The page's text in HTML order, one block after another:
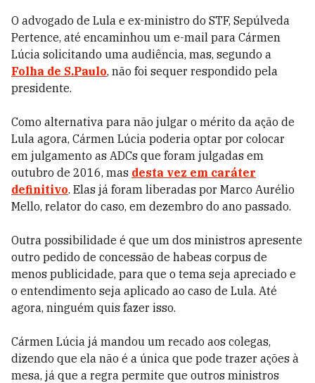
O advogado de Lula e ex-ministro do STF, Sepúlveda
Pertence, até encaminhou um e-mail para Cármen
Lúcia solicitando uma audiência, mas, segundo a
Folha de S.Paulo, não foi sequer respondido pela
presidente.
Como alternativa para não julgar o mérito da ação de
Lula agora, Cármen Lúcia poderia optar por colocar
em julgamento as ADCs que foram julgadas em
outubro de 2016, mas desta vez em caráter
definitivo. Elas já foram liberadas por Marco Aurélio
Mello, relator do caso, em dezembro do ano passado.
Outra possibilidade é que um dos ministros apresente
outro pedido de concessão de habeas corpus de
menos publicidade, para que o tema seja apreciado e
o entendimento seja aplicado ao caso de Lula. Até
agora, ninguém quis fazer isso.
Cármen Lúcia já mandou um recado aos colegas,
dizendo que ela não é a única que pode trazer ações à
mesa, já que a regra permite que outros ministros